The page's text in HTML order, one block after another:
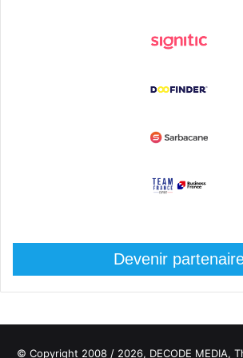
Devenir
© Copyright 2008 / 2026, DECODE MEDIA,